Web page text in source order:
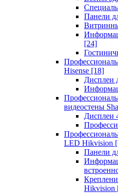
Панели
[24]
Hisense [18]
Дисплеи
видеостены
Дисплеи
LED Hikvision
Панели
Hikvision